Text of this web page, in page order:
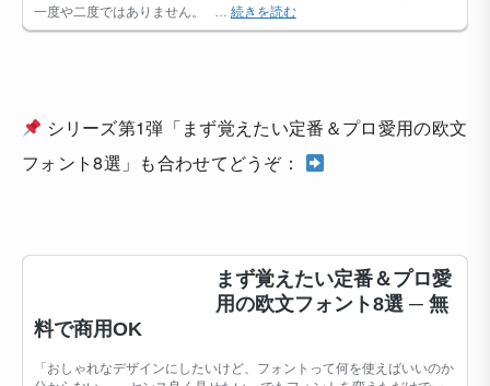
シリーズ第1弾「まず覚えたい定番＆プロ愛用の欧文
フォント8選」も合わせてどうぞ：